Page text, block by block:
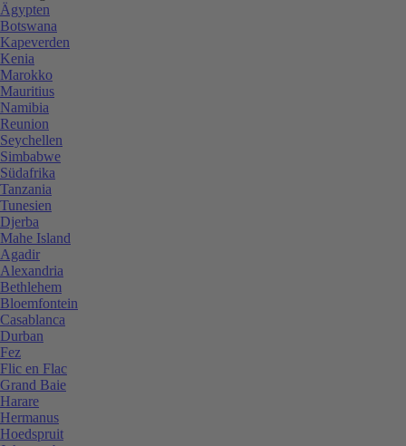
Ägypten
Botswana
Kapeverden
Kenia
Marokko
Mauritius
Namibia
Reunion
Seychellen
Simbabwe
Südafrika
Tanzania
Tunesien
Djerba
Mahe Island
Agadir
Alexandria
Bethlehem
Bloemfontein
Casablanca
Durban
Fez
Flic en Flac
Grand Baie
Harare
Hermanus
Hoedspruit